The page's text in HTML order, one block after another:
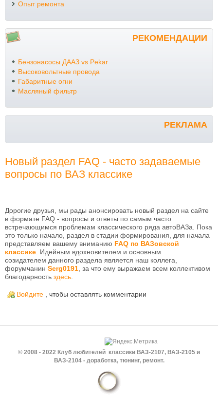
Опыт ремонта
РЕКОМЕНДАЦИИ
Бензонасосы ДААЗ vs Pekar
Высоковольтные провода
Габаритные огни
Масляный фильтр
РЕКЛАМА
Новый раздел FAQ - часто задаваемые
вопросы по ВАЗ классике
Дорогие друзья, мы рады анонсировать новый раздел на сайте
в формате FAQ - вопросы и ответы по самым часто
встречающимся проблемам классического ряда автоВАЗа. Пока
это только начало, раздел в стадии формирования, для начала
представляем вашему вниманию FAQ по ВАЗовской
классике. Идейным вдохновителем и основным
созидателем данного раздела является наш коллега,
форумчанин Serg0191, за что ему выражаем всем коллективом
благодарность здесь.
Войдите , чтобы оставлять комментарии
© 2008 - 2022 Клуб любителей классики ВАЗ-2107, ВАЗ-2105 и
ВАЗ-2104 - доработка, тюнинг, ремонт.